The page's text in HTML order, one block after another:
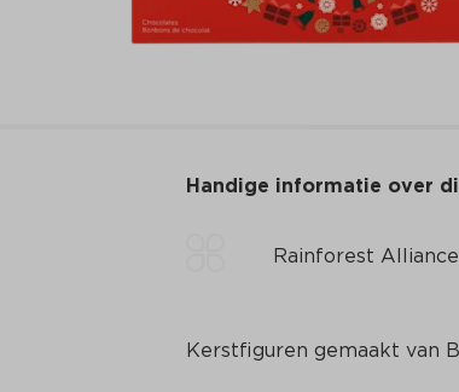
Handige informatie over
Rainforest
Kerstfiguren gemaakt van